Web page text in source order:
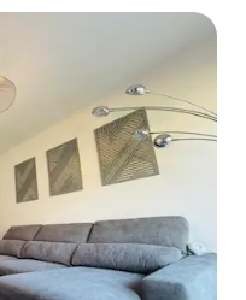
„Odabrali gosti”